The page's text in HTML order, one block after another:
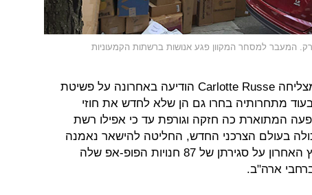
המעבר למסחר המקוון פגע אנושות ברשתות הקמעוניות
כך למשל, רשת ההלבשה המצליחה Carlotte Russe הודיעה באחרונה על פשיטת
בעוד מתחרותיה בחרו גם הן שלא לחדש את חוזי
המתוארת כה חזקה וגורפת עד כי אפילו רשת
בעולם הצרכני החדש, החליטה להישאר נאמנה
לייעודה המקורי והודיעה במרץ האחרון על סגירתן של 87 חנויות הפופ-אפ שלה
ארה"ב.